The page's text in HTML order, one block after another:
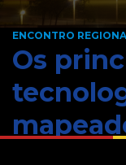
ENCONTRO
Os